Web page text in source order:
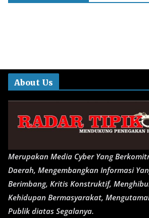
About Us
Merupakan Media Cyber Yang
Daerah, Mengembangkan Informasi
Berimbang, Kritis Konstruktif,
Kehidupan Bermasyarakat,
Publik diatas Segalanya.